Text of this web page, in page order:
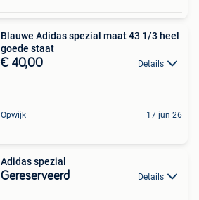
Blauwe Adidas spezial maat 43 1/3 heel
goede staat
€ 40,00 Details
Opwijk 17 jun 26
Adidas spezial
Gereserveerd Details